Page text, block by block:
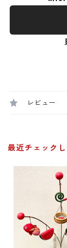
レビュー
最近チェック